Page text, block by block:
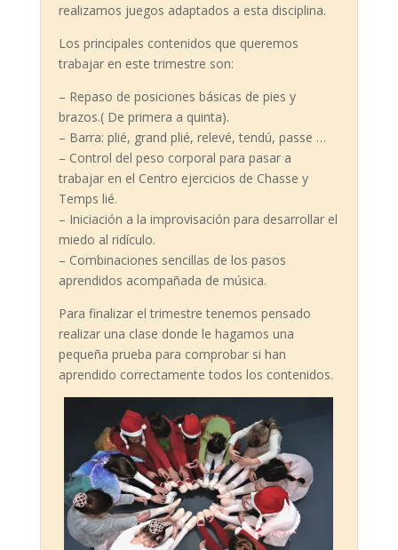
realizamos juegos adaptados a esta disciplina.
Los principales contenidos que queremos
trabajar en este trimestre son:
– Repaso de posiciones básicas de pies y
brazos.( De primera a quinta).
– Barra: plié, grand plié, relevé, tendú, passe …
– Control del peso corporal para pasar a
trabajar en el Centro ejercicios de Chasse y
Temps lié.
– Iniciación a la improvisación para desarrollar el
miedo al ridículo.
– Combinaciones sencillas de los pasos
aprendidos acompañada de música.
Para finalizar el trimestre tenemos pensado
realizar una clase donde le hagamos una
pequeña prueba para comprobar si han
aprendido correctamente todos los contenidos.